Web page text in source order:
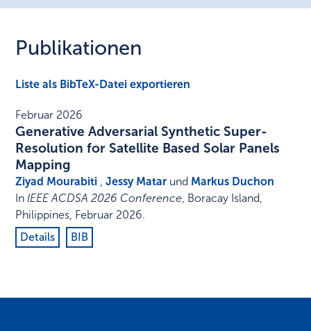
Publikationen
Liste als BibTeX-Datei exportieren
Februar 2026
Generative Adversarial Synthetic Super-
Resolution for Satellite Based Solar Panels
Mapping
Ziyad Mourabiti ,Jessy Matar und Markus Duchon
InIEEE ACDSA 2026 Conference, Boracay Island,
Philippines, Februar 2026.
Details
BIB